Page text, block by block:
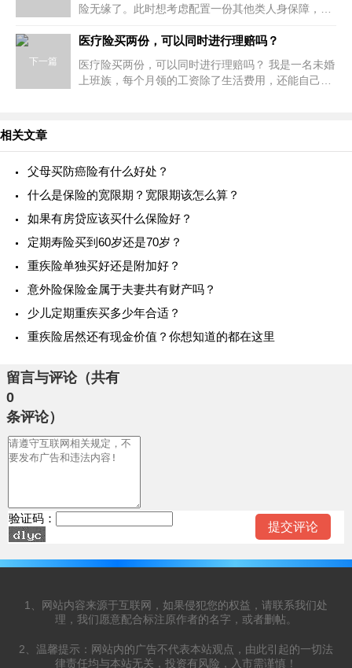
险无缘了。此时想考虑配置一份其他类人身保障，能
险是一大重要人身保险业务，其给
下一篇
医疗险买两份，可以同时进行理赔吗？
医疗险买两份，可以同时进行理赔吗？ 我是一名未婚
上班族，每个月领的工资除了生活费用，还能自己存
相关文章
父母买防癌险有什么好处？
什么是保险的宽限期？宽限期该怎么算？
如果有房贷应该买什么保险好？
定期寿险买到60岁还是70岁？
重疾险单独买好还是附加好？
意外险保险金属于夫妻共有财产吗？
少儿定期重疾买多少年合适？
重疾险居然还有现金价值？你想知道的都在这里
留言与评论（共有
0
条评论）
验证码：
1、网站内容来源于互联网，如果侵犯您的权益，请联系我们处
理，我们愿意配合标注原作者的名字，或者删帖。
2、温馨提示：网站内的广告不代表本站观点，由此引起的一切法
律责任均与本站无关，投资有风险，入市需谨慎！